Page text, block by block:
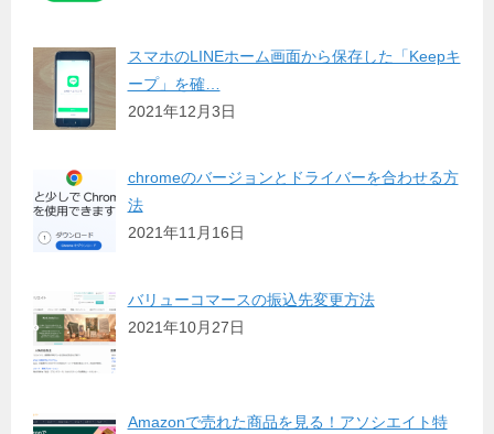
スマホのLINEホーム画面から保存した「Keepキ
ープ」を確…
2021年12月3日
chromeのバージョンとドライバーを合わせる方
法
2021年11月16日
バリューコマースの振込先変更方法
2021年10月27日
Amazonで売れた商品を見る！アソシエイト特